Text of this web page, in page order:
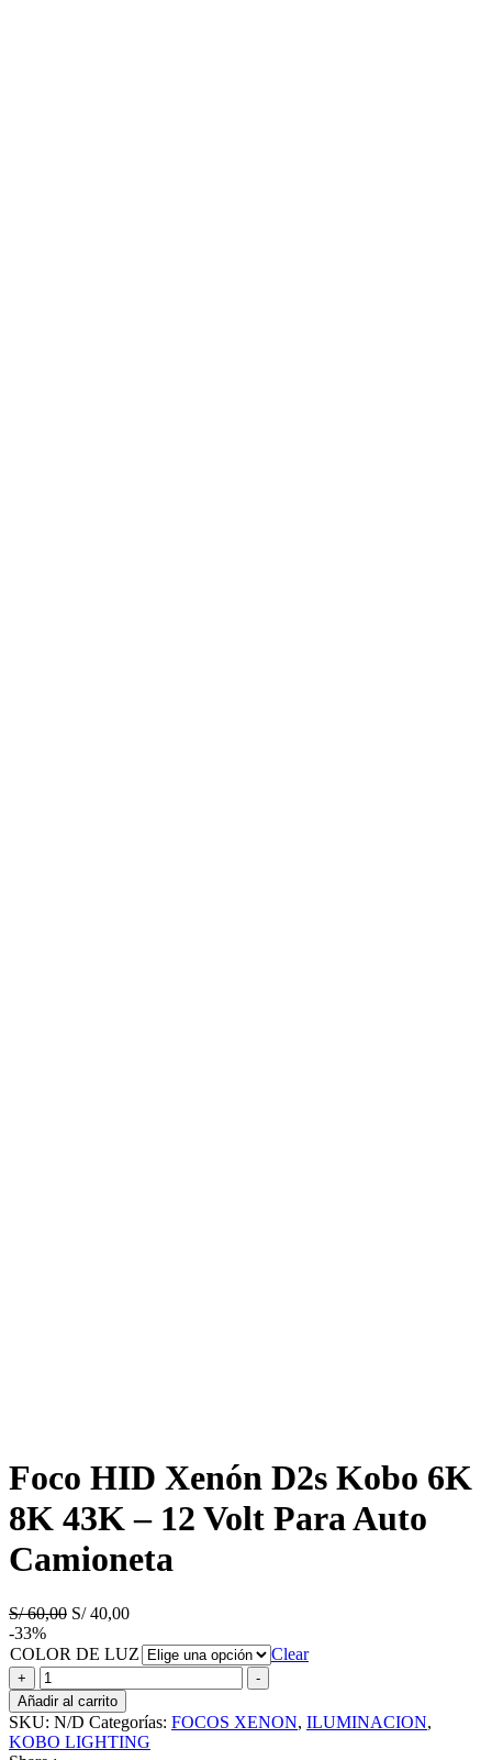
Foco HID Xenón D2s Kobo 6K
8K 43K – 12 Volt Para Auto
Camioneta
S/60,00 El
original
era:
S/ 60,00.
S/40,00El
actual
es:
S/ 40,00.
-33%
COLOR DE LUZ
Clear
+
Foco
HID
Xenón
D2s
Kobo
-
Añadir al carrito
SKU: N/D Categorías: FOCOS XENON, ILUMINACION,
KOBO LIGHTING